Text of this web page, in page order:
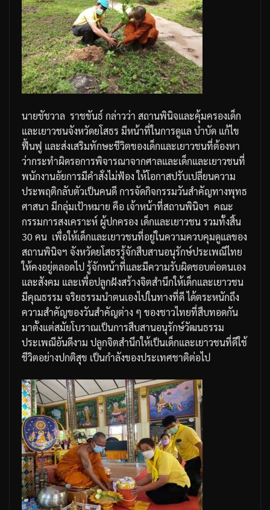
นายชัชวาล ราชขันธ์ กล่าวว่า สถานพินิจและคุ้มครองเด็ก
และเยาวชนจังหวัดยโสธร มีหน้าที่ในการดูแล บำบัด แก้ไข
ฟื้นฟู และส่งเสริมทักษะชีวิตของเด็กและเยาวชนที่ต้องหา
ว่ากระทำผิดรอการพิจารณาจากศาลและเด็กและเยาวชนที่
พนักงานอัยการมีคำสั่งไม่ฟ้อง ให้โอกาสปรับเปลี่ยนความ
ประพฤติกลับตัวเป็นคนดีการจัดกิจกรรมวันสำคัญทางพุทธ
ศาสนา มีกลุ่มเป้าหมาย คือ เจ้าหน้าที่สถานพินิจฯ คณะ
กรรมการสงเคราะห์ ผู้ปกครอง เด็กและเยาวชนรวมทั้งสิ้น
30คน เพื่อให้เด็กและเยาวชนที่อยู่ในความควบคุมดูแลของ
สถานพินิจฯ จังหวัดยโสธรรู้จักสืบสานอนุรักษ์ประเพณีไทย
ให้คงอยู่ตลอดไปรู้จักหน้าที่และมีความรับผิดชอบต่อตนเอง
และสังคม และเพื่อปลูกฝังสร้างจิตสำนึกให้เด็กและเยาวชน
มีคุณธรรม จริยธรรมนำตนเองไปในทางที่ดีได้ตระหนักถึง
ความสำคัญของวันสำคัญต่าง ๆ ของชาวไทยที่สืบทอดกัน
มาตั้งแต่สมัยโบราณเป็นการสืบสานอนุรักษ์วัฒนธรรม
ประเพณีอันดีงาม ปลูกจิตสำนึกให้เป็นเด็กและเยาวชนที่ดีใช้
ชีวิตอย่างปกติสุข เป็นกำลังของประเทศชาติต่อไป